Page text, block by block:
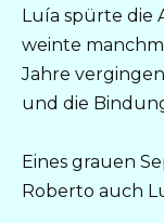
Luía spürte die
weinte
Jahre
und die
Eines grauen
Roberto auch